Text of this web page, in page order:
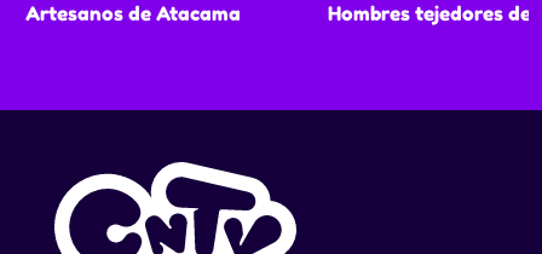
Artesanos de Atacama Hombres tejedores de